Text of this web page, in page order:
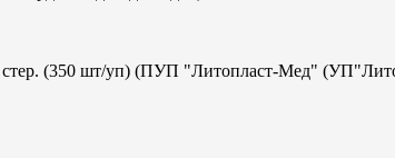
стер. (350 шт/уп) (ПУП "Литопласт-Мед"